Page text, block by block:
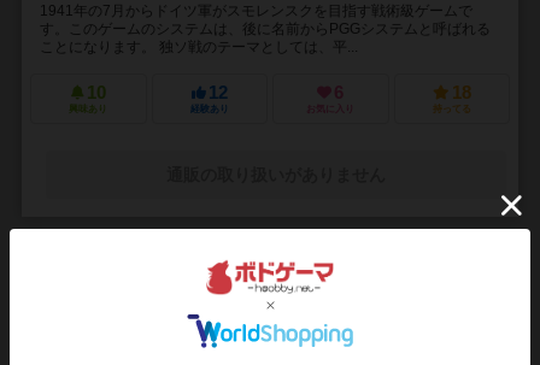
1941年の7月からドイツ軍がスモレンスクを目指す戦術級ゲームで
す。このゲームのシステムは、後に名前からPGGシステムと呼ばれる
ことになります。 独ソ戦のテーマとしては、平...
10
興味あり
12
経験あり
6
お気に入り
18
持ってる
ヨーロッパ上空の戦い / エアフォース